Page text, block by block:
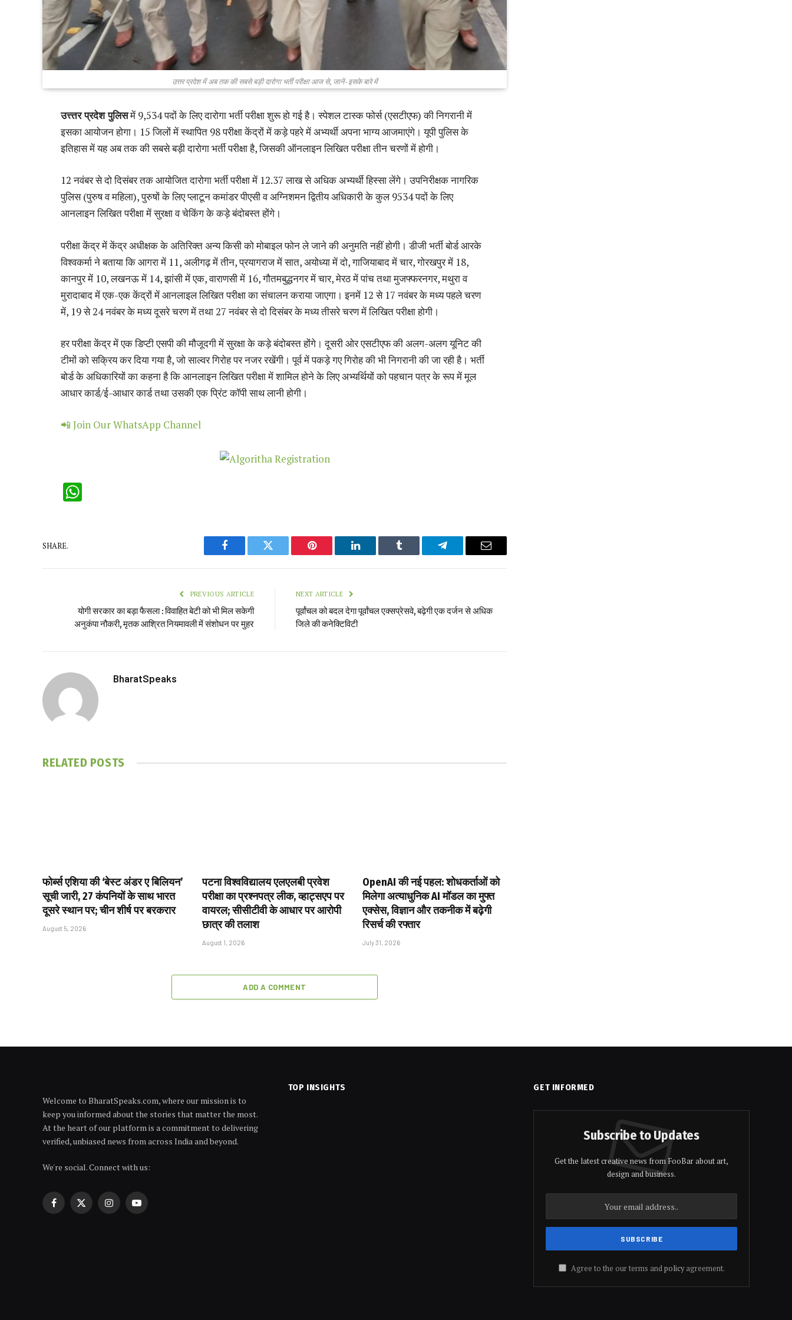
उत्तर प्रदेश में अब तक की सबसे बड़ी दारोगा भर्ती परीक्षा आज से, जानें- इसके बारे में
उत्त्तर प्रदेश पुलिसमें 9,534 पदों के लिए दारोगा भर्ती परीक्षा शुरू हो गई है। स्पेशल टास्क फोर्स (एसटीएफ) की निगरानी में
इसका आयोजन होगा। 15 जिलों में स्थापित 98 परीक्षा केंद्रों में कड़े पहरे में अभ्यर्थी अपना भाग्य आजमाएंगे। यूपी पुलिस के
इतिहास में यह अब तक की सबसे बड़ी दारोगा भर्ती परीक्षा है, जिसकी ऑनलाइन लिखित परीक्षा तीन चरणों में होगी।
12 नवंबर से दो दिसंबर तक आयोजित दारोगा भर्ती परीक्षा में 12.37 लाख से अधिक अभ्यर्थी हिस्सा लेंगे। उपनिरीक्षक नागरिक
पुलिस (पुरुष व महिला), पुरुषों के लिए प्लाटून कमांडर पीएसी व अग्निशमन द्वितीय अधिकारी के कुल 9534 पदों के लिए
आनलाइन लिखित परीक्षा में सुरक्षा व चेकिंग के कड़े बंदोबस्त होंगे।
परीक्षा केंद्र में केंद्र अधीक्षक के अतिरिक्त अन्य किसी को मोबाइल फोन ले जाने की अनुमति नहीं होगी। डीजी भर्ती बोर्ड आरके
विश्वकर्मा ने बताया कि आगरा में 11, अलीगढ़ में तीन, प्रयागराज में सात, अयोध्या में दो, गाजियाबाद में चार, गोरखपुर में 18,
कानपुर में 10, लखनऊ में 14, झांसी में एक, वाराणसी में 16, गौतमबुद्धनगर में चार, मेरठ में पांच तथा मुजफ्फरनगर, मथुरा व
मुरादाबाद में एक-एक केंद्रों में आनलाइल लिखित परीक्षा का संचालन कराया जाएगा। इनमें 12 से 17 नवंबर के मध्य पहले चरण
में, 19 से 24 नवंबर के मध्य दूसरे चरण में तथा 27 नवंबर से दो दिसंबर के मध्य तीसरे चरण में लिखित परीक्षा होगी।
हर परीक्षा केंद्र में एक डिप्टी एसपी की मौजूदगी में सुरक्षा के कड़े बंदोबस्त होंगे। दूसरी ओर एसटीएफ की अलग-अलग यूनिट की
टीमों को सक्रिय कर दिया गया है, जो साल्वर गिरोह पर नजर रखेंगी। पूर्व में पकड़े गए गिरोह की भी निगरानी की जा रही है। भर्ती
बोर्ड के अधिकारियों का कहना है कि आनलाइन लिखित परीक्षा में शामिल होने के लिए अभ्यर्थियों को पहचान पत्र के रूप में मूल
आधार कार्ड/ई-आधार कार्ड तथा उसकी एक प्रिंट कॉपी साथ लानी होगी।
📲 Join Our WhatsApp Channel
SHARE.
Facebook Twitter Pinterest LinkedIn Tumblr Telegram Email
PREVIOUS ARTICLE
योगी सरकार का बड़ा फैसला : विवाहित बेटी को भी मिल सकेगी
अनुकंपा नौकरी, मृतक आश्रित नियमावली में संशोधन पर मुहर
NEXT ARTICLE
पूर्वांचल को बदल देगा पूर्वांचल एक्सप्रेसवे, बढ़ेगी एक दर्जन से अधिक
जिले की कनेक्टिविटी
BharatSpeaks
RELATED POSTS
फोर्ब्स एशिया की ‘बेस्ट अंडर ए बिलियन’
सूची जारी, 27 कंपनियों के साथ भारत
दूसरे स्थान पर; चीन शीर्ष पर बरकरार
August 5, 2026
पटना विश्वविद्यालय एलएलबी प्रवेश
परीक्षा का प्रश्नपत्र लीक, व्हाट्सएप पर
वायरल; सीसीटीवी के आधार पर आरोपी
छात्र की तलाश
August 1, 2026
OpenAI की नई पहल: शोधकर्ताओं को
मिलेगा अत्याधुनिक AI मॉडल का मुफ्त
एक्सेस, विज्ञान और तकनीक में बढ़ेगी
रिसर्च की रफ्तार
July 31, 2026
ADD A COMMENT
Welcome to BharatSpeaks.com, where our mission is to
keep you informed about the stories that matter the most.
At the heart of our platform is a commitment to delivering
verified, unbiased news from across India and beyond.
We're social. Connect with us:
Facebook
X
InstagramYouTube
TOP INSIGHTS GET INFORMED
Subscribe to Updates
Get the latest creative news from FooBar about art,
design and business.
Agree to the our terms andpolicyagreement.